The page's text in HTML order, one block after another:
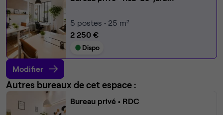
5 postes • 25 m²
2 250 €
Dispo
Modifier
Autres bureaux de cet espace :
Bureau privé • RDC